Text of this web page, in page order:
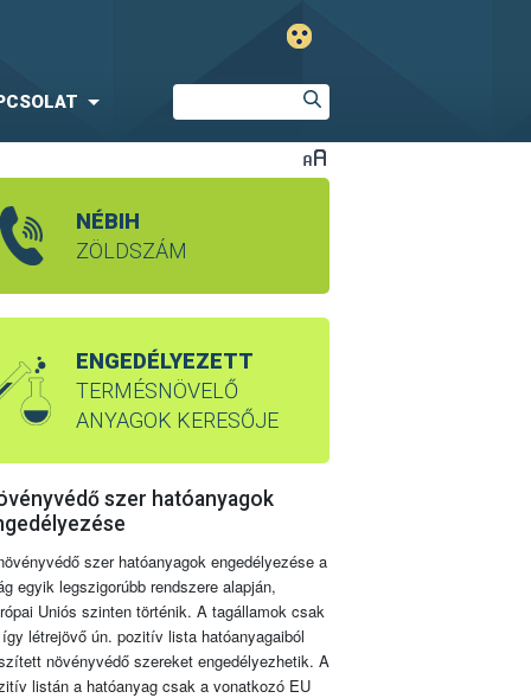
NÉBIH
ZÖLDSZÁM
ENGEDÉLYEZETT
TERMÉSNÖVELŐ
ANYAGOK KERESŐJE
szer hatóanyagok
szer hatóanyagok engedélyezése a
egyik legszigorúbb rendszere alapján,
Uniós szinten történik. A tagállamok csak
létrejövő ún. pozitív lista hatóanyagaiból
növényvédő szereket engedélyezhetik. A
listán a hatóanyag csak a vonatkozó EU